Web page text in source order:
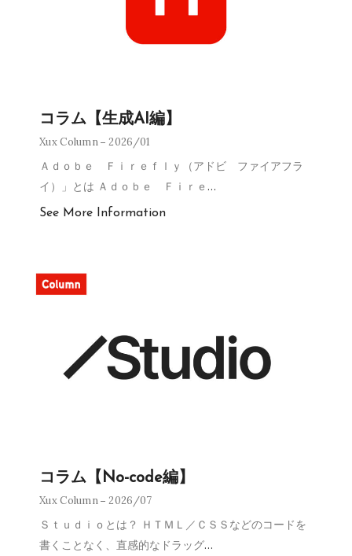
コラム【生成AI編】
Xux Column 2026/01
Ａｄｏｂｅ Ｆｉｒｅｆｌｙ（アドビ ファイアフラ
イ）」とは Ａｄｏｂｅ Ｆｉｒｅ …
See More Information
コラム【No-code編】
Xux Column 2026/07
Ｓｔｕｄｉｏとは？ ＨＴＭＬ／ＣＳＳなどのコードを
書くことなく、直感的なドラッグ…